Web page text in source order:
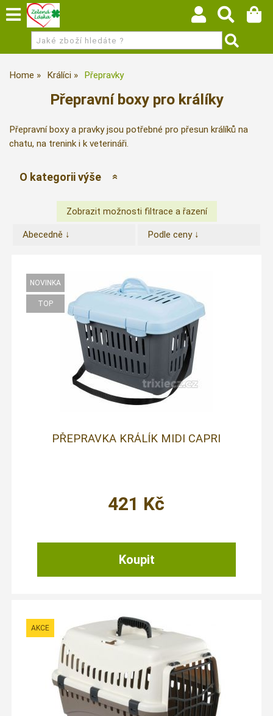
Home Králíci Přepravky
Přepravní boxy pro králíky
Přepravní boxy a pravky jsou potřebné pro přesun králíků na
chatu, na trenink i k veterináři.
O kategorii výše
Abecedně ↓ Podle ceny ↓
PŘEPRAVKA KRÁLÍK MIDI CAPRI
421 Kč